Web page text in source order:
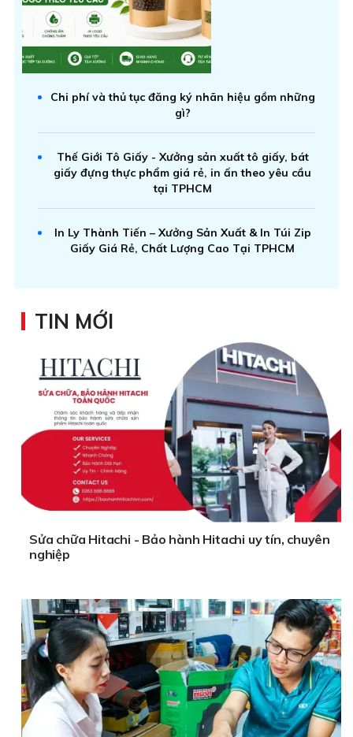
Chi phí và thủ tục đăng ký nhãn hiệu gồm những
gì?
Thế Giới Tô Giấy - Xưởng sản xuất tô giấy, bát
giấy đựng thực phẩm giá rẻ, in ấn theo yêu cầu
tại TPHCM
In Ly Thành Tiến – Xưởng Sản Xuất & In Túi Zip
Giấy Giá Rẻ, Chất Lượng Cao Tại TPHCM
TIN MỚI
Sửa chữa Hitachi - Bảo hành Hitachi uy tín, chuyên
nghiệp